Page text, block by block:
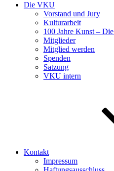
Die VKU
Vorstand und Jury
Kulturarbeit
100 Jahre Kunst –
Mitglieder
Mitglied werden
Spenden
Satzung
VKU intern
Kontakt
Impressum